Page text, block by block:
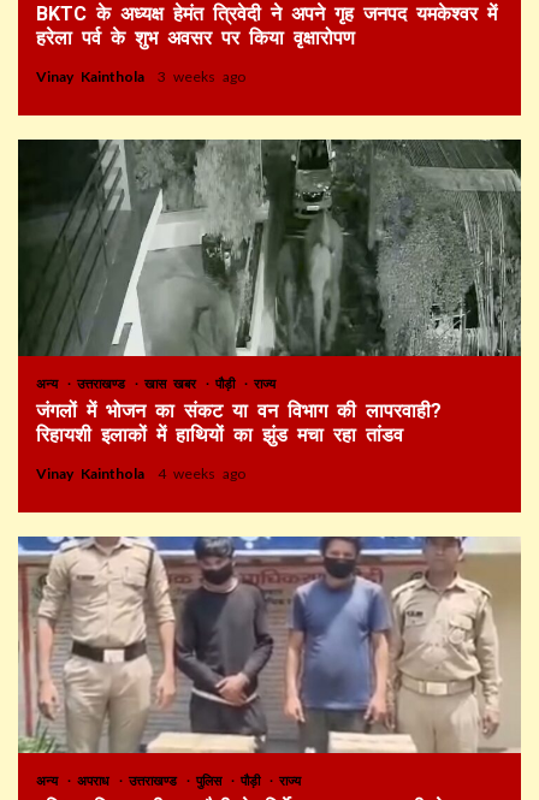
BKTC के अध्यक्ष हेमंत त्रिवेदी ने अपने गृह जनपद यमकेश्वर में
हरेला पर्व के शुभ अवसर पर किया वृक्षारोपण
Vinay Kainthola 3 weeks ago
अन्य उत्तराखण्ड खास खबर पौड़ी राज्य
जंगलों में भोजन का संकट या वन विभाग की लापरवाही?
रिहायशी इलाकों में हाथियों का झुंड मचा रहा तांडव
Vinay Kainthola 4 weeks ago
अन्य अपराध उत्तराखण्ड पुलिस पौड़ी राज्य